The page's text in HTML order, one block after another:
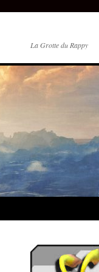
La Grotte du Rappy